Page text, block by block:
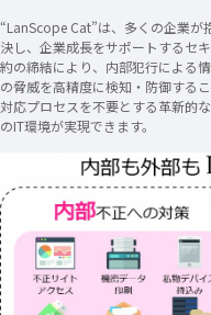
“LanScope Cat”は、多くの企業が
決し、企業成長をサポートするセ
約の締結により、内部犯行による
の脅威を高精度に検知・防御する
対応プロセスを不要とする革新的
のIT環境が実現できます。